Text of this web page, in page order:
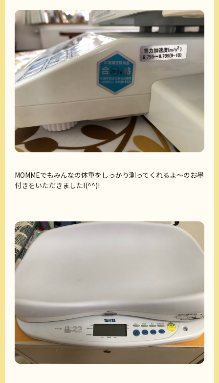
MOMMEでもみんなの体重をしっかり測ってくれるよ～のお墨
付きをいただきました!(^^)!